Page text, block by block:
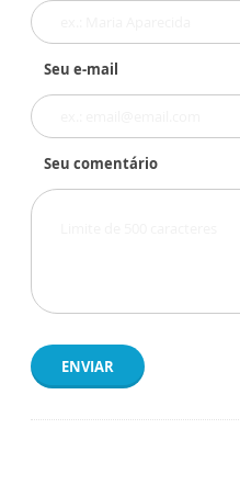
Seu e-mail
Seu comentário
ENVIAR